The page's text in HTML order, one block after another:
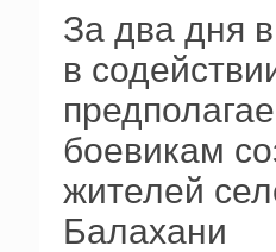
За два дня
в
боевикам
жителей
Балахани